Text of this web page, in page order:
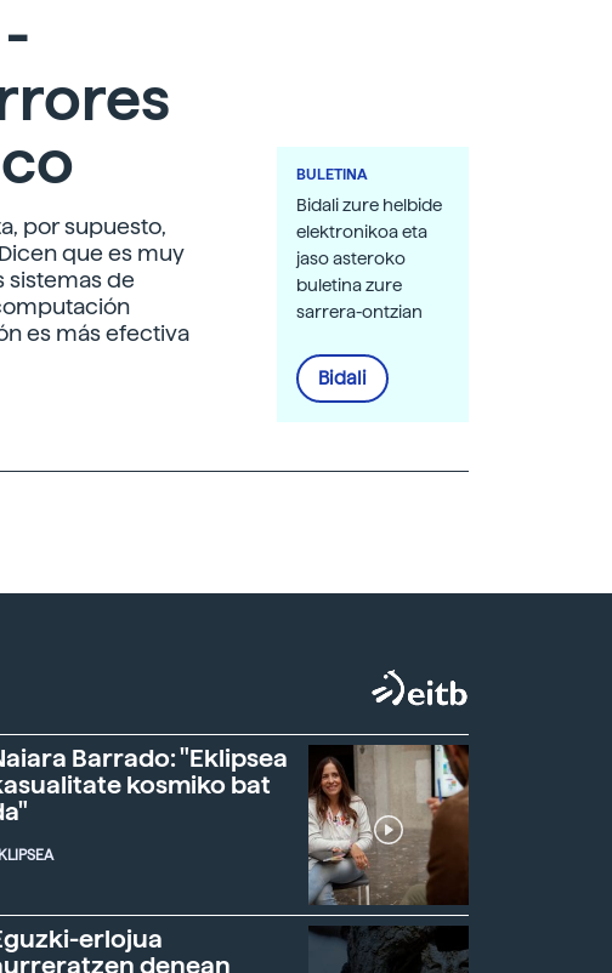
por supuesto,
que es muy
sistemas de
es más efectiva
BULETINA
Bidali zure helbide
elektronikoa eta
jaso asteroko
buletina zure
sarrera-ontzian
Bidali
Barrado: "Eklipsea
kosmiko bat
erlojua
denean